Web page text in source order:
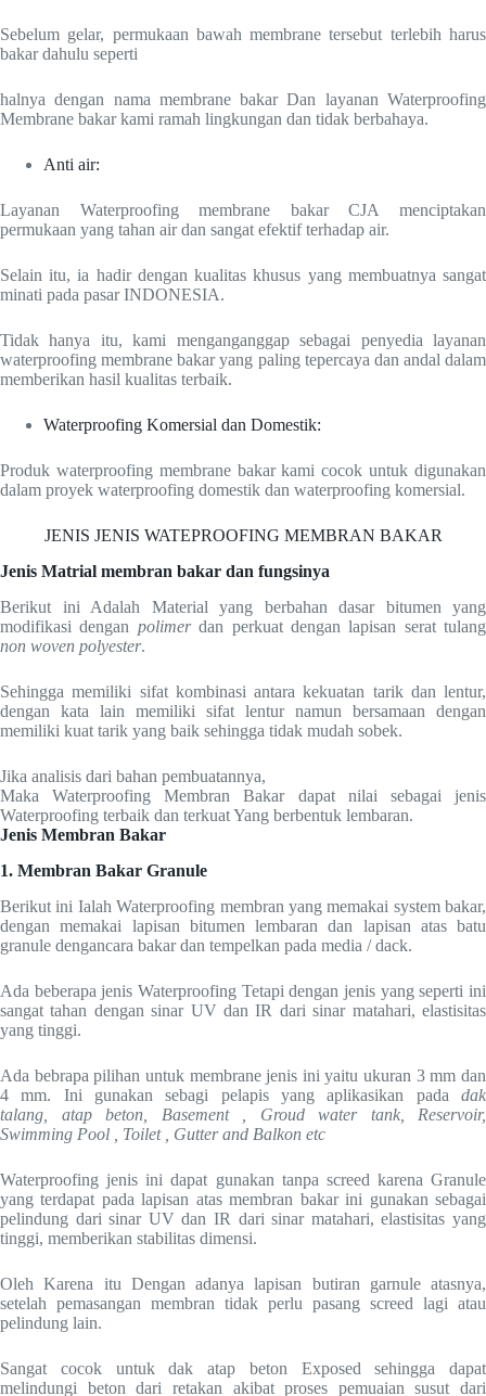
Sebelum gelar, permukaan bawah membrane tersebut terlebih harus
bakar dahulu seperti
halnya dengan nama membrane bakar Dan layanan Waterproofing
Membrane bakar kami ramah lingkungan dan tidak berbahaya.
Anti air:
Layanan Waterproofing membrane bakar CJA menciptakan
permukaan yang tahan air dan sangat efektif terhadap air.
Selain itu, ia hadir dengan kualitas khusus yang membuatnya sangat
minati pada pasar INDONESIA.
Tidak hanya itu, kami menganganggap sebagai penyedia layanan
waterproofing membrane bakar yang paling tepercaya dan andal dalam
memberikan hasil kualitas terbaik.
Waterproofing Komersial dan Domestik:
Produk waterproofing membrane bakar kami cocok untuk digunakan
dalam proyek waterproofing domestik dan waterproofing komersial.
JENIS JENIS WATEPROOFING MEMBRAN BAKAR
Jenis Matrial membran bakar dan fungsinya
Berikut ini Adalah Material yang berbahan dasar bitumen yang
modifikasi dengan polimerdan perkuat dengan lapisan serat tulang
non woven polyester.
Sehingga memiliki sifat kombinasi antara kekuatan tarik dan lentur,
dengan kata lain memiliki sifat lentur namun bersamaan dengan
memiliki kuat tarik yang baik sehingga tidak mudah sobek.
Jika analisis dari bahan pembuatannya,
Maka Waterproofing Membran Bakar dapat nilai sebagai jenis
Waterproofing terbaik dan terkuat Yang berbentuk lembaran.
Jenis Membran Bakar
1. Membran Bakar Granule
Berikut ini Ialah Waterproofing membran yang memakai system bakar,
dengan memakai lapisan bitumen lembaran dan lapisan atas batu
granule dengancara bakar dan tempelkan pada media / dack.
Ada beberapa jenis Waterproofing Tetapi dengan jenis yang seperti ini
sangat tahan dengan sinar UV dan IR dari sinar matahari, elastisitas
yang tinggi.
Ada bebrapa pilihan untuk membrane jenis ini yaitu ukuran 3 mm dan
4 mm. Ini gunakan sebagi pelapis yang aplikasikan pada dak
talang, atap beton, Basement , Groud water tank, Reservoir,
Swimming Pool , Toilet , Gutter and Balkon etc
Waterproofing jenis ini dapat gunakan tanpa screed karena Granule
yang terdapat pada lapisan atas membran bakar ini gunakan sebagai
pelindung dari sinar UV dan IR dari sinar matahari, elastisitas yang
tinggi, memberikan stabilitas dimensi.
Oleh Karena itu Dengan adanya lapisan butiran garnule atasnya,
setelah pemasangan membran tidak perlu pasang screed lagi atau
pelindung lain.
Sangat cocok untuk dak atap beton Exposed sehingga dapat
melindungi beton dari retakan akibat proses pemuaian susut dari